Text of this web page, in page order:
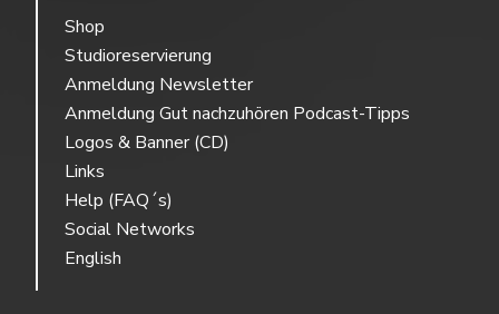
Shop
Studioreservierung
Anmeldung Newsletter
Anmeldung Gut nachzuhören Podcast-Tipps
Logos & Banner (CD)
Links
Help (FAQ´s)
Social Networks
English